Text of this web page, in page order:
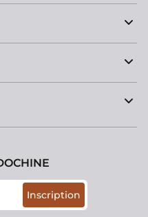
Inscription